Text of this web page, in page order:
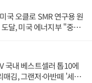
국 오클로 SMR 연구용 원
달, 미국 에너지부 "중요
국내 베스트셀러 톱10에
김, 그랜저·아반떼 '세단